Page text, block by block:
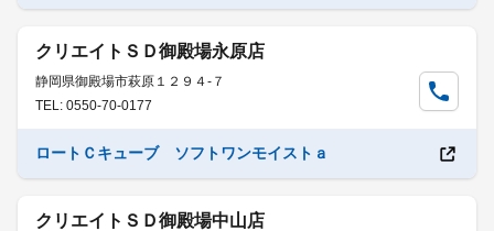
クリエイトＳＤ御殿場永原店
静岡県御殿場市萩原１２９４-７
TEL: 0550-70-0177
ロートＣキューブ ソフトワンモイストａ
クリエイトＳＤ御殿場中山店